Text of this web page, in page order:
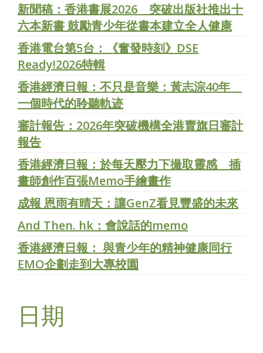
新聞稿：香港書展2026 突破出版社推出十
六本新書 鼓勵青少年從書本建立全人健康
香港電台第5台：《奮發時刻》DSE
Ready!2026特輯
香港經濟日報：不只是音樂：黃志淙40年
一個時代的聆聽軌迹
審計報告：2026年突破機構全港賣旗日審計
報告
香港經濟日報：於每天壓力下撮取靈感 插
畫師創作百張Memo手繪畫作
成報 恩雨有晴天：讓GenZ看見豐盛的未來
And Then. hk：會說話的memo
香港經濟日報： 與青少年的精神健康同行
EMO企劃走到大專校園
日期